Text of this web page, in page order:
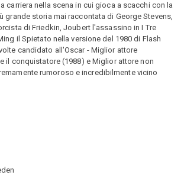
carriera nella scena in cui gioca a scacchi con la
grande storia mai raccontata di George Stevens,
di Friedkin, Joubert l'assassino in I Tre
il Spietato nella versione del 1980 di Flash
candidato all'Oscar - Miglior attore
il conquistatore (1988) e Miglior attore non
rumoroso e incredibilmente vicino